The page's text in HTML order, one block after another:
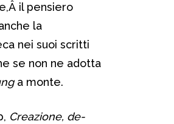
il pensiero
la
nei suoi scritti
se non ne adotta
a monte.
Creazione, de-